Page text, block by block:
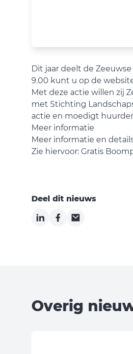
Dit jaar deelt de
9.00 kunt u op de
Met deze actie willen zij
met Stichting
actie en moedigt
Meer informatie
Meer informatie en
Zie hiervoor: Gratis
Deel dit nieuws
LinkedInFacebook
Email
Overig